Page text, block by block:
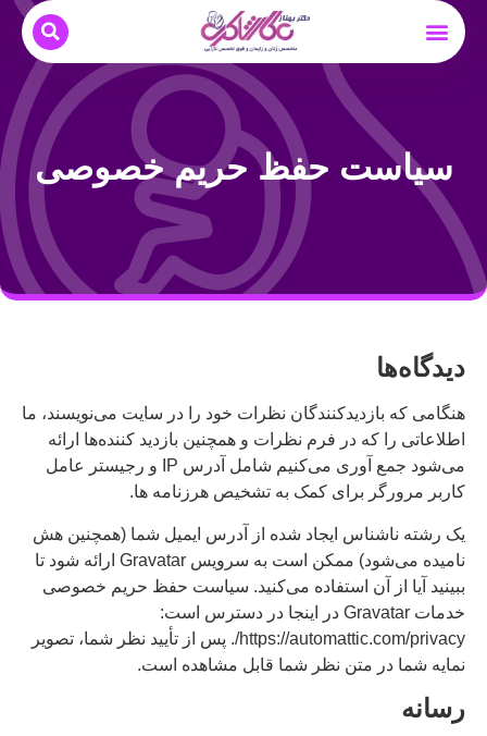
سیاست حفظ حریم خصوصی
دیدگاه‌ها
هنگامی که بازدیدکنندگان نظرات خود را در سایت می‌نویسند، ما
اطلاعاتی را که در فرم نظرات و همچنین بازدید کننده‌ها ارائه
می‌شود جمع آوری می‌کنیم شامل آدرس IP و رجیستر عامل
کاربر مرورگر برای کمک به تشخیص هرزنامه ها.
یک رشته ناشناس ایجاد شده از آدرس ایمیل شما (همچنین هش
نامیده می‌شود) ممکن است به سرویس Gravatar ارائه شود تا
ببینید آیا از آن استفاده می‌کنید. سیاست حفظ حریم خصوصی
خدمات Gravatar در اینجا در دسترس است:
https://automattic.com/privacy/. پس از تأیید نظر شما، تصویر
نمایه شما در متن نظر شما قابل مشاهده است.
رسانه